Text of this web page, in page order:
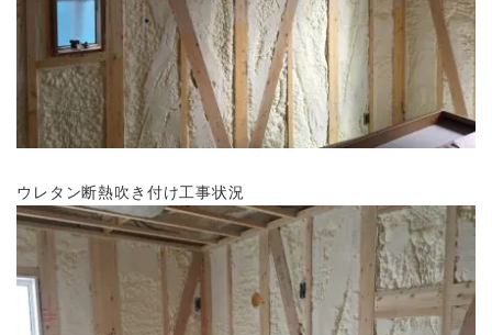
ウレタン断熱吹き付け工事状況